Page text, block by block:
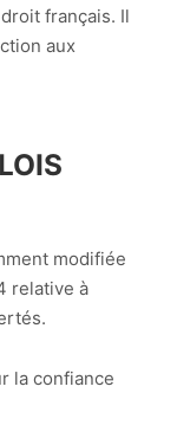
français. Il
aux
modifiée
relative à
la confiance